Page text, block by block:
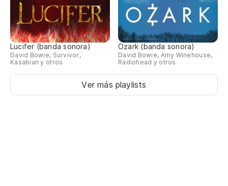
Lucifer (banda sonora)
David Bowie, Survivor,
Kasabian y otros
Ozark (banda sonora)
David Bowie, Amy Winehouse,
Radiohead y otros
Ver más playlists